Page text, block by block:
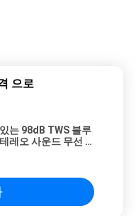
으로
는 98dB TWS 블루
레오 사운드 무선 이